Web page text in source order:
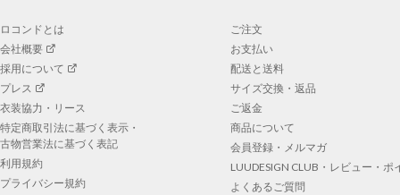
ロコンドとは
会社概要
採用について
プレス
衣装協力・リース
特定商取引法に基づく表示・
古物営業法に基づく表記
利用規約
プライバシー規約
ご注文
お支払い
配送と送料
サイズ交換・返品
ご返金
商品について
会員登録・メルマガ
LUUDESIGN CLUB・レビュー・ポ
よくあるご質問